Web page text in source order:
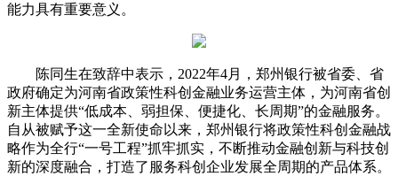
能力具有重要意义。
陈同生在致辞中表示，2022年4月，郑州银行被省委、省
政府确定为河南省政策性科创金融业务运营主体，为河南省创
新主体提供“低成本、弱担保、便捷化、长周期”的金融服务。
自从被赋予这一全新使命以来，郑州银行将政策性科创金融战
略作为全行“一号工程”抓牢抓实，不断推动金融创新与科技创
新的深度融合，打造了服务科创企业发展全周期的产品体系。